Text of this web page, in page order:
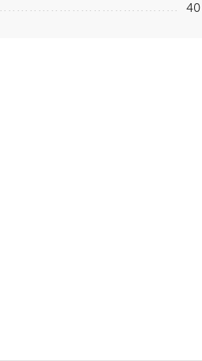
40